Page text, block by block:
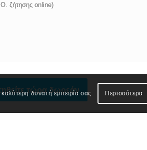
ζήτησης online)
τώρα δωρεάν
δυνατή εμπειρία σας Περισσότερα